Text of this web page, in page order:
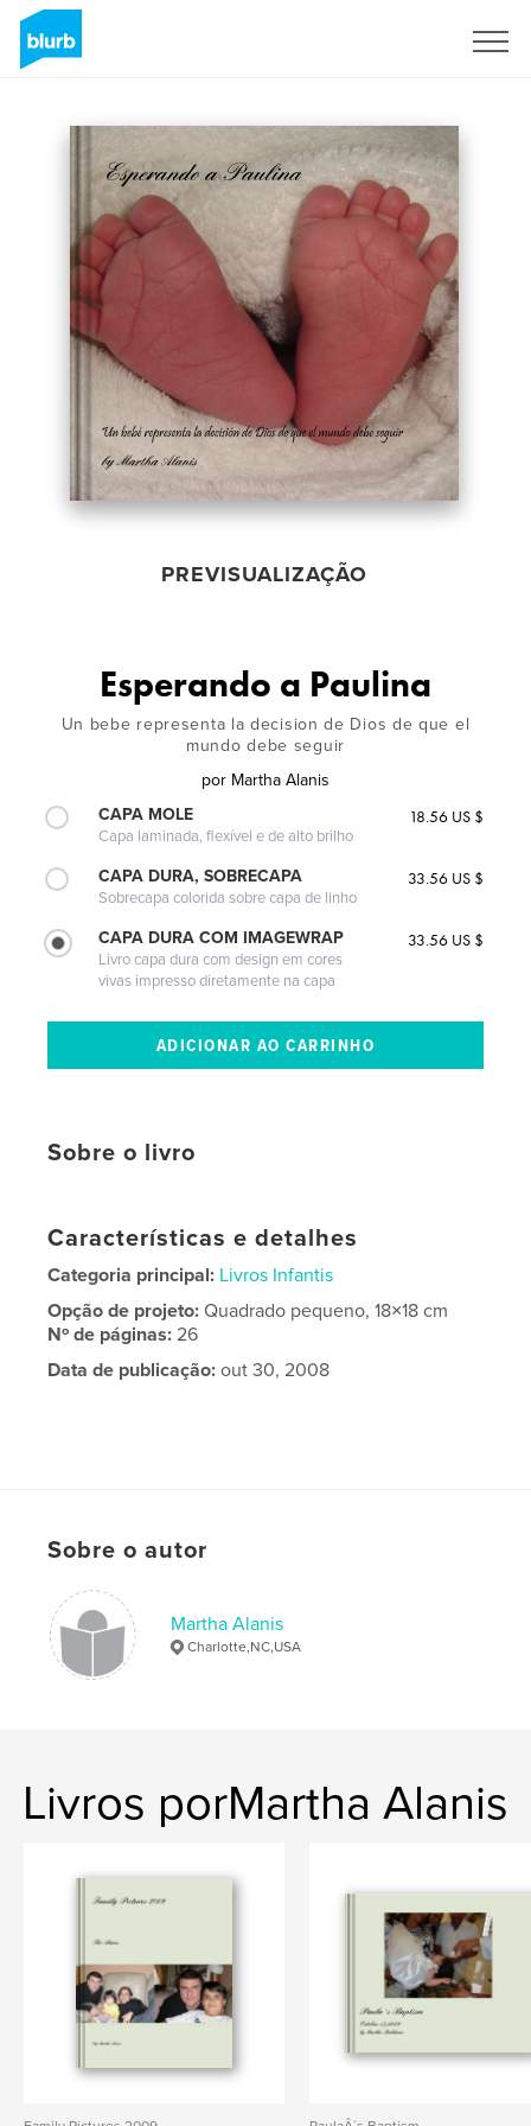
PREVISUALIZAÇÃO
Esperando a Paulina
Un bebe representa la decision de Dios de que el
mundo debe seguir
por Martha Alanis
CAPA MOLE
Capa laminada, flexível e de alto brilho
18.56 US $
CAPA DURA, SOBRECAPA
Sobrecapa colorida sobre capa de linho
33.56 US $
CAPA DURA COM IMAGEWRAP
Livro capa dura com design em cores
vivas impresso diretamente na capa
33.56 US $
Sobre o livro
Características e detalhes
Categoria principal: Livros Infantis
Opção de projeto:Quadrado pequeno, 18×18 cm
Nº de páginas:26
Data de publicação: out 30, 2008
Sobre o autor
Martha Alanis
Charlotte,NC,USA
Livros porMartha Alanis